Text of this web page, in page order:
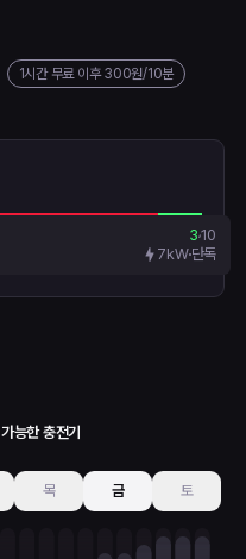
1시간 무료 이후300원/10분
310
7kW단독
가능한 충전기
목 금 토